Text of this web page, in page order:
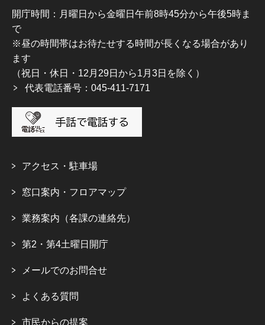
開庁時間：月曜日から金曜日午前8時45分から午後5時ま
で
※昼の時間帯はお待たせする時間が長くなる場合があり
ます
（祝日・休日・12月29日から1月3日を除く）
代表電話番号：045-411-7171
アクセス・駐車場
窓口案内・フロアマップ
業務案内（各課の連絡先）
第2・第4土曜日開庁
メールでのお問合せ
よくある質問
市民からの提案